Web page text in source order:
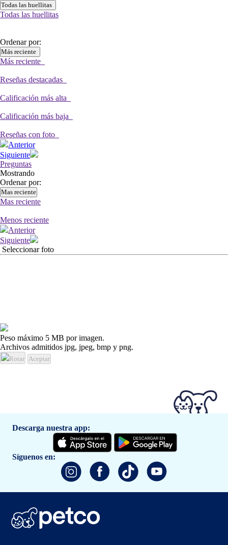
Todas las huellitas
Todas las huellitas
Ordenar por:
Más reciente
Más reciente
Reseñas destacadas
Calificación más alta
Calificación más baja
Reseñas con foto
Anterior
Siguiente
Preguntas
Mostrando
Ordenar por:
Mas reciente
Mas reciente
Menos reciente
Anterior
Siguiente
Seleccionar foto
Peso máximo 5 MB por imagen.
Archivos admitidos jpg, jpeg, bmp y png.
Rotar Aceptar
Descarga nuestra app:
Síguenos en: